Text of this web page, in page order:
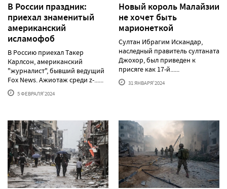
В России праздник:
приехал знаменитый
американский
исламофоб
В Россию приехал Такер
Карлсон, американский
"журналист", бывший ведущий
Fox News. Ажиотаж среди z-......
5 ФЕВРАЛЯ'2024
Новый король Малайзии
не хочет быть
марионеткой
Султан Ибрагим Искандар,
наследный правитель султаната
Джохор, был приведен к
присяге как 17-й......
31 ЯНВАРЯ'2024